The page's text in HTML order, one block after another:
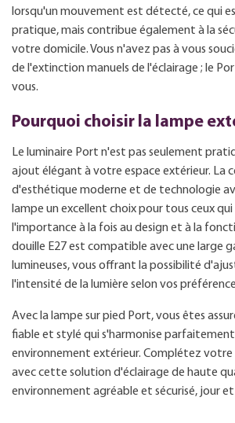
lorsqu'un mouvement est détecté, ce qui
pratique, mais contribue également à la
votre domicile. Vous n'avez pas à vous
de l'extinction manuels de l'éclairage ; le
vous.
Pourquoi choisir la lampe
Le luminaire Port n'est pas seulement
ajout élégant à votre espace extérieur. La
d'esthétique moderne et de technologie
lampe un excellent choix pour tous ceux
l'importance à la fois au design et à la
douille E27 est compatible avec une large
lumineuses, vous offrant la possibilité
l'intensité de la lumière selon vos
Avec la lampe sur pied Port, vous êtes
fiable et stylé qui s'harmonise
environnement extérieur. Complétez votre
avec cette solution d'éclairage de haute
environnement agréable et sécurisé, jour